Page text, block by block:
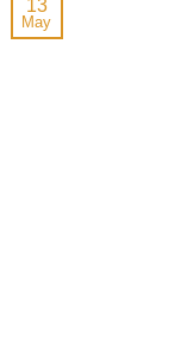
13
May